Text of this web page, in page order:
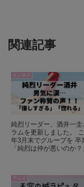
関連記事
エンタメ
純烈リーダー、酒井一
ラムを更新しました。
年3月末でグループを 卒
「純烈は仲が悪いのか
アニメ